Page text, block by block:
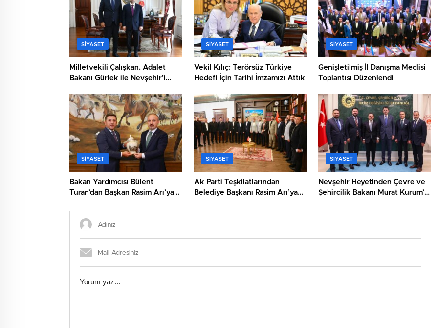
SIYASET
Milletvekili Çalışkan, Adalet
Bakanı Gürlek ile Nevşehir’i
SIYASET
Vekil Kılıç: Terörsüz Türkiye
Hedefi İçin Tarihi İmzamızı Attık
SIYASET
Genişletilmiş İl Danışma Meclisi
Toplantısı Düzenlendi
SIYASET
Bakan Yardımcısı Bülent
Turan’dan Başkan Rasim Arı’ya
SIYASET
Ak Parti Teşkilatlarından
Belediye Başkanı Rasim Arı’ya
SIYASET
Nevşehir Heyetinden Çevre ve
Şehircilik Bakanı Murat Kurum’a